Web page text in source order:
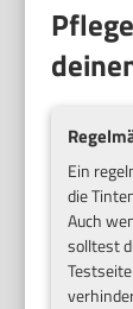
Ein
die
Auch
solltest